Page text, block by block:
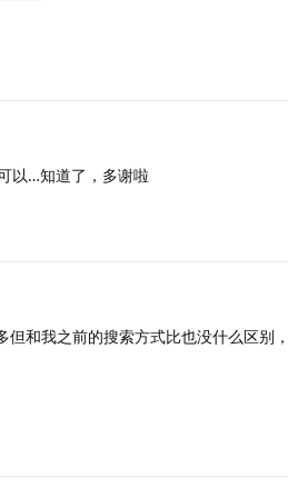
以…知道了，多谢啦
但和我之前的搜索方式比也没什么区别